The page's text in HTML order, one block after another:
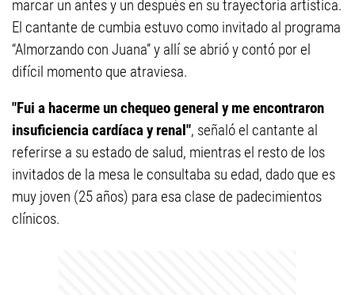
marcar un antes y un después en su trayectoria artística.
El cantante de cumbia estuvo como invitado al programa
“Almorzando con Juana” y allí se abrió y contó por el
difícil momento que atraviesa.
"Fui a hacerme un chequeo general y me encontraron
insuficiencia cardíaca y renal", señaló el cantante al
referirse a su estado de salud, mientras el resto de los
invitados de la mesa le consultaba su edad, dado que es
muy joven (25 años) para esa clase de padecimientos
clínicos.